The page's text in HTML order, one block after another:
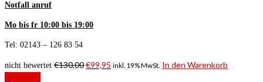
Notfall anruf
Mo bis fr 10:00 bis 19:00
Tel: 02143 – 126 83 54
nicht bewertet €130,00€99,95 inkl. 19% MwSt. In den Warenkorb